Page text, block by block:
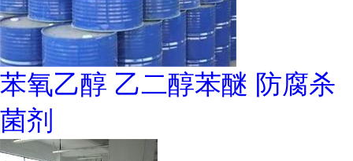
苯氧乙醇 乙二醇苯醚 防腐杀
菌剂